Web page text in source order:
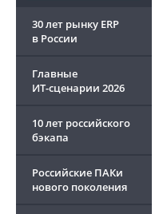
30 лет рынку ERP
в России
Главные
ИТ-сценарии 2026
10 лет российского
бэкапа
Российские ПАКи
нового поколения